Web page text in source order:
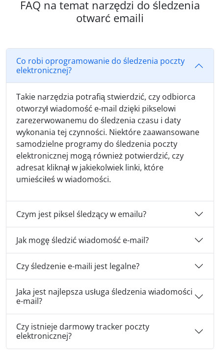
FAQ na temat narzędzi do śledzenia
otwarć emaili
Co robi oprogramowanie do śledzenia poczty
elektronicznej?
Takie narzędzia potrafią stwierdzić, czy odbiorca
otworzył wiadomość e-mail dzięki pikselowi
zarezerwowanemu do śledzenia czasu i daty
wykonania tej czynności. Niektóre zaawansowane
samodzielne programy do śledzenia poczty
elektronicznej mogą również potwierdzić, czy
adresat kliknął w jakiekolwiek linki, które
umieściłeś w wiadomości.
Czym jest piksel śledzący w emailu?
Jak mogę śledzić wiadomość e-mail?
Czy śledzenie e-maili jest legalne?
Jaka jest najlepsza usługa śledzenia wiadomości
e-mail?
Czy istnieje darmowy tracker poczty
elektronicznej?